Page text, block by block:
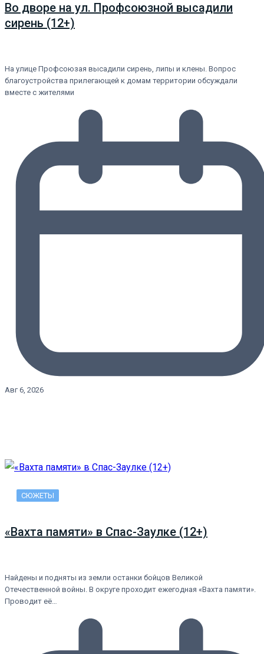
Во дворе на ул. Профсоюзной высадили
сирень (12+)
На улице Профсоюзая высадили сирень, липы и клены. Вопрос
благоустройства прилегающей к домам территории обсуждали
вместе с жителями
Авг 6, 2026
СЮЖЕТЫ
«Вахта памяти» в Спас-Заулке (12+)
Найдены и подняты из земли останки бойцов Великой
Отечественной войны. В округе проходит ежегодная «Вахта памяти».
Проводит её…